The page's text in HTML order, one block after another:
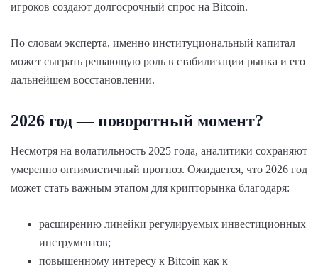
игроков создают долгосрочный спрос на Bitcoin.
По словам эксперта, именно институциональный капитал
может сыграть решающую роль в стабилизации рынка и его
дальнейшем восстановлении.
2026 год — поворотный момент?
Несмотря на волатильность 2025 года, аналитики сохраняют
умеренно оптимистичный прогноз. Ожидается, что 2026 год
может стать важным этапом для крипторынка благодаря:
расширению линейки регулируемых инвестиционных
инструментов;
повышенному интересу к Bitcoin как к